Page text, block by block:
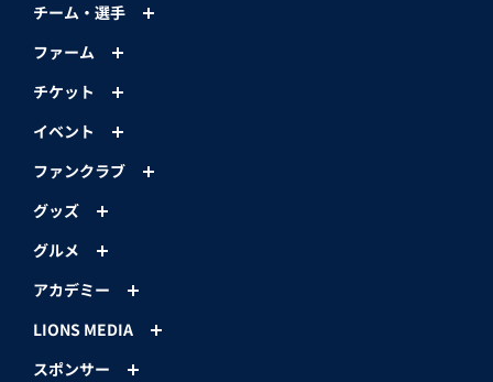
チーム・選手
ファーム
チケット
イベント
ファンクラブ
グッズ
グルメ
アカデミー
LIONS MEDIA
スポンサー